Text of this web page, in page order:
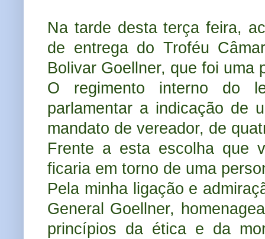
Na tarde desta terça feira,
de entrega do Troféu
Bolivar Goellner, que foi uma
O regimento interno do
parlamentar a indicação de
mandato de vereador, de
Frente a esta escolha que
ficaria em torno de uma
Pela minha ligação e
General Goellner,
princípios da ética e da